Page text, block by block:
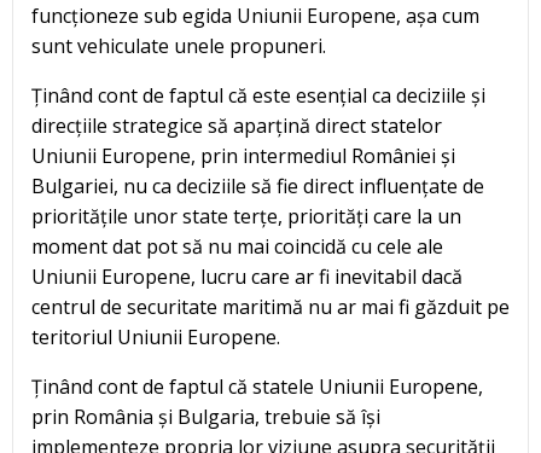
funcționeze sub egida Uniunii Europene, așa cum
sunt vehiculate unele propuneri.
Ținând cont de faptul că este esențial ca deciziile și
direcțiile strategice să aparțină direct statelor
Uniunii Europene, prin intermediul României și
Bulgariei, nu ca deciziile să fie direct influențate de
prioritățile unor state terțe, priorități care la un
moment dat pot să nu mai coincidă cu cele ale
Uniunii Europene, lucru care ar fi inevitabil dacă
centrul de securitate maritimă nu ar mai fi găzduit pe
teritoriul Uniunii Europene.
Ținând cont de faptul că statele Uniunii Europene,
prin România și Bulgaria, trebuie să își
implementeze propria lor viziune asupra securității